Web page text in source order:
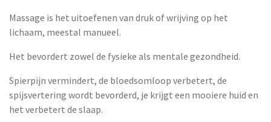
Massage is het uitoefenen van druk of wrijving op het
lichaam, meestal manueel.
Het bevordert zowel de fysieke als mentale gezondheid.
Spierpijn vermindert, de bloedsomloop verbetert, de
spijsvertering wordt bevorderd, je krijgt een mooiere huid en
het verbetert de slaap.